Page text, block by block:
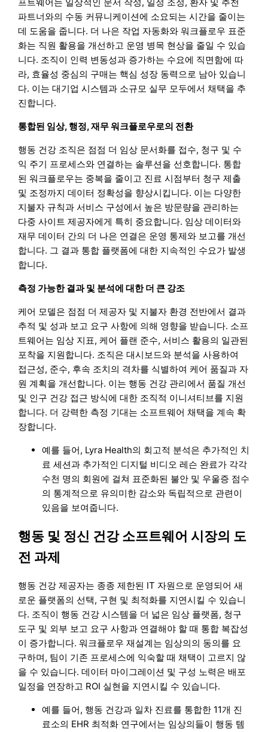
파트너와의 수동 커뮤니케이션에 소요되는 시간을 줄이는
데 도움을 줍니다. 더 나은 작업 자동화와 워크플로우 표준
화는 직원 활용을 개선하고 운영 병목 현상을 줄일 수 있습
니다. 조직이 인력 변동성과 증가하는 수요에 직면함에 따
라, 효율성 중심의 구매는 핵심 성장 동력으로 남아 있습니
다. 이는 대기업 시스템과 소규모 실무 모두에서 채택을 추
진합니다.
통합된 임상, 행정, 재무 워크플로우로의 전환
행동 건강 조직은 점점 더 임상 문서화를 접수, 청구 및 수
익 주기 프로세스와 연결하는 솔루션을 선호합니다. 통합
된 워크플로우는 중복을 줄이고 진료 시점부터 청구 제출
및 조정까지 데이터 정확성을 향상시킵니다. 이는 다양한
지불자 규칙과 서비스 구성에서 높은 방문량을 관리하는
다중 사이트 제공자에게 특히 중요합니다. 임상 데이터와
재무 데이터 간의 더 나은 연결은 운영 통제와 보고를 개선
합니다. 그 결과 통합 플랫폼에 대한 지속적인 수요가 발생
합니다.
측정 가능한 결과 및 분석에 대한 더 큰 강조
케어 모델은 점점 더 제공자 및 지불자 환경 전반에서 결과
추적 및 성과 보고 요구 사항에 의해 영향을 받습니다. 소프
트웨어는 임상 지표, 케어 플랜 준수, 서비스 활용의 일관된
포착을 지원합니다. 조직은 대시보드와 분석을 사용하여
접근성, 준수, 후속 조치의 격차를 식별하여 케어 품질과 자
원 계획을 개선합니다. 이는 행동 건강 관리에서 품질 개선
및 인구 건강 접근 방식에 대한 조직적 이니셔티브를 지원
합니다. 더 강력한 측정 기대는 소프트웨어 채택을 계속 확
장합니다.
예를 들어, Lyra Health의 회고적 분석은 추가적인 치
료 세션과 추가적인 디지털 비디오 레슨 완료가 각각
수천 명의 회원에 걸쳐 표준화된 불안 및 우울증 점수
의 통계적으로 유의미한 감소와 독립적으로 관련이
있음을 보여줍니다.
행동 및 정신 건강 소프트웨어 시장의 도
전 과제
행동 건강 제공자는 종종 제한된 IT 자원으로 운영되어 새
로운 플랫폼의 선택, 구현 및 최적화를 지연시킬 수 있습니
다. 조직이 행동 건강 시스템을 더 넓은 임상 플랫폼, 청구
도구 및 외부 보고 요구 사항과 연결해야 할 때 통합 복잡성
이 증가합니다. 워크플로우 재설계는 임상의의 동의를 요
구하며, 팀이 기존 프로세스에 익숙할 때 채택이 고르지 않
을 수 있습니다. 데이터 마이그레이션 및 구성 노력은 배포
일정을 연장하고 ROI 실현을 지연시킬 수 있습니다.
예를 들어, 행동 건강과 일차 진료를 통합한 11개 진
료소의 EHR 최적화 연구에서는 임상의들이 행동 템